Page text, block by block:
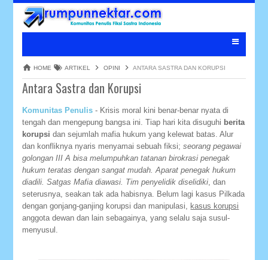
HOME ARTIKEL OPINI ANTARA SASTRA DAN KORUPSI
Antara Sastra dan Korupsi
Komunitas Penulis - Krisis moral kini benar-benar nyata di
tengah dan mengepung bangsa ini. Tiap hari kita disuguhi berita
korupsidan sejumlah mafia hukum yang kelewat batas. Alur
dan konfliknya nyaris menyamai sebuah fiksi;seorang pegawai
golongan III A bisa melumpuhkan tatanan birokrasi penegak
hukum teratas dengan sangat mudah. Aparat penegak hukum
diadili. Satgas Mafia diawasi. Tim penyelidik diselidiki , dan
seterusnya, seakan tak ada habisnya. Belum lagi kasus Pilkada
dengan gonjang-ganjing korupsi dan manipulasi,
kasus korupsi
anggota dewan dan lain sebagainya, yang selalu saja susul-
menyusul.